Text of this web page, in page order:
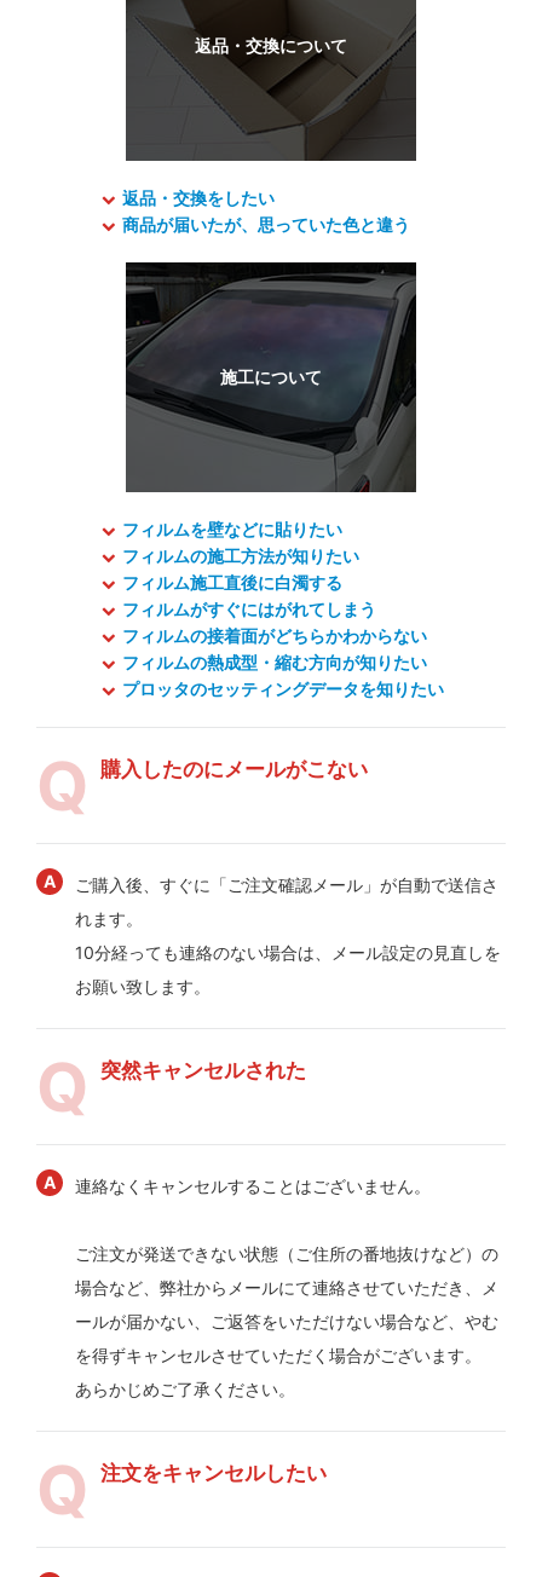
返品・交換をしたい
商品が届いたが、思っていた色と違う
フィルムを壁などに貼りたい
フィルムの施工方法が知りたい
フィルム施工直後に白濁する
フィルムがすぐにはがれてしまう
フィルムの接着面がどちらかわからない
フィルムの熱成型・縮む方向が知りたい
プロッタのセッティングデータを知りたい
購入したのにメールがこない
ご購入後、すぐに「ご注文確認メール」が自動で送信さ
れます。
10分経っても連絡のない場合は、メール設定の見直しを
お願い致します。
突然キャンセルされた
連絡なくキャンセルすることはございません。
ご注文が発送できない状態（ご住所の番地抜けなど）の
場合など、弊社からメールにて連絡させていただき、メ
ールが届かない、ご返答をいただけない場合など、やむ
を得ずキャンセルさせていただく場合がございます。
あらかじめご了承ください。
注文をキャンセルしたい